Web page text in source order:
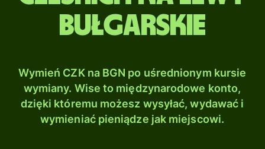
bułgarskie
Wymień CZK na BGN po uśrednionym kursie
wymiany. Wise to międzynarodowe konto,
dzięki któremu możesz wysyłać, wydawać i
wymieniać pieniądze jak miejscowi.